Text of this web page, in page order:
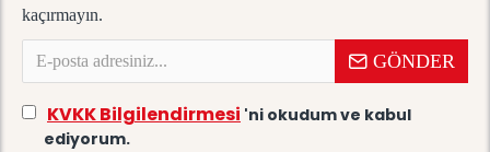
kaçırmayın.
GÖNDER
KVKK Bilgilendirmesi 'ni okudum ve kabul
ediyorum.